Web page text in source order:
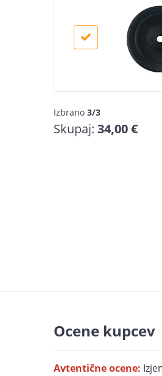
Izbrano 3/3
Skupaj: 34,00 €
Ocene kupcev
Avtentične ocene: